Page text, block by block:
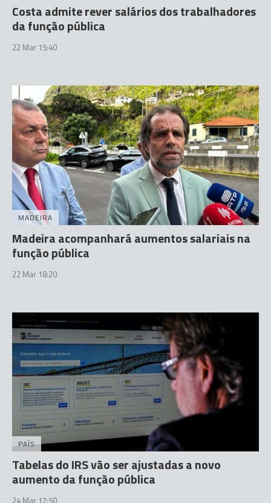
Costa admite rever salários dos trabalhadores
da função pública
22 Mar 15:40
MADEIRA
Madeira acompanhará aumentos salariais na
função pública
22 Mar 18:20
PAÍS
Tabelas do IRS vão ser ajustadas a novo
aumento da função pública
24 Mar 17:50